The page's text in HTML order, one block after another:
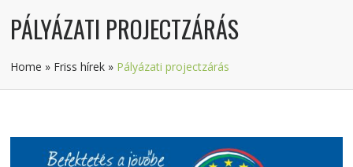
PÁLYÁZATI PROJECTZÁRÁS
Home » Friss hírek » Pályázati projectzárás